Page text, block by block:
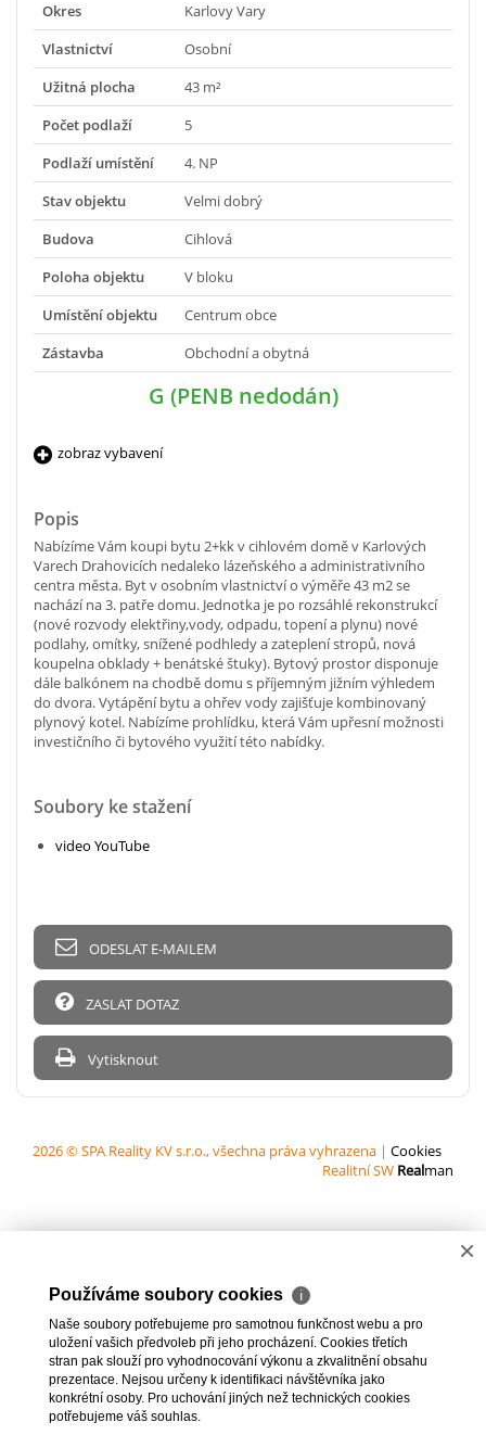
Okres
Karlovy Vary
Vlastnictví
Osobní
Užitná plocha
43 m²
Počet podlaží
5
Podlaží umístění
4. NP
Stav objektu
Velmi dobrý
Budova
Cihlová
Poloha objektu
V bloku
Umístění objektu
Centrum obce
Zástavba
Obchodní a obytná
G (PENB nedodán)
zobraz vybavení
Popis
Nabízíme Vám koupi bytu 2+kk v cihlovém domě v Karlových
Varech Drahovicích nedaleko lázeňského a administrativního
centra města. Byt v osobním vlastnictví o výměře 43 m2 se
nachází na 3. patře domu. Jednotka je po rozsáhlé rekonstrukcí
(nové rozvody elektřiny,vody, odpadu, topení a plynu) nové
podlahy, omítky, snížené podhledy a zateplení stropů, nová
koupelna obklady + benátské štuky). Bytový prostor disponuje
dále balkónem na chodbě domu s příjemným jižním výhledem
do dvora. Vytápění bytu a ohřev vody zajišťuje kombinovaný
plynový kotel. Nabízíme prohlídku, která Vám upřesní možnosti
investičního či bytového využití této nabídky.
Soubory ke stažení
video YouTube
ODESLAT E-MAILEM
ZASLAT DOTAZ
Vytisknout
2026 © SPA Reality KV s.r.o., všechna práva vyhrazena | Cookies
Realitní SW Realman
×
Používáme soubory cookies ℹ
Naše soubory potřebujeme pro samotnou funkčnost webu a pro
uložení vašich předvoleb při jeho procházení. Cookies třetích
stran pak slouží pro vyhodnocování výkonu a zkvalitnění obsahu
prezentace. Nejsou určeny k identifikaci návštěvníka jako
konkrétní osoby. Pro uchování jiných než technických cookies
potřebujeme váš souhlas.